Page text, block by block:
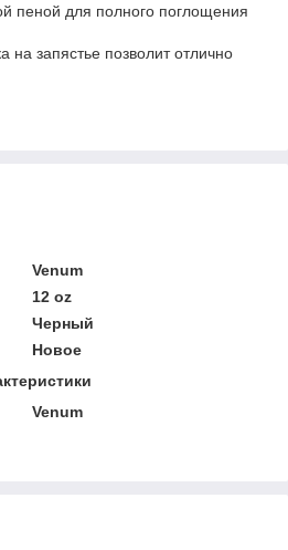
пеной для полного поглощения
запястье позволит отлично
Venum
12 oz
Черный
Новое
Venum